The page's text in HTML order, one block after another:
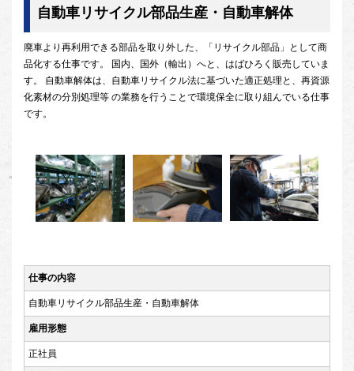
自動車リサイクル部品生産・自動車解体
廃車より再利用できる部品を取り外した、「リサイクル部品」として商
品化する仕事です。 国内、国外（輸出）へと、はばひろく販売していま
す。 自動車解体は、自動車リサイクル法に基づいた適正処理と、再資源
化素材の分別処理等 の業務を行うことで環境保全に取り組んでいる仕事
です。
仕事の内容
自動車リサイクル部品生産・自動車解体
雇用形態
正社員